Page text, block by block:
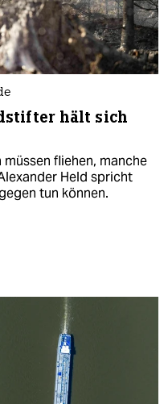
hält sich
fliehen, manche
Held spricht
tun können.